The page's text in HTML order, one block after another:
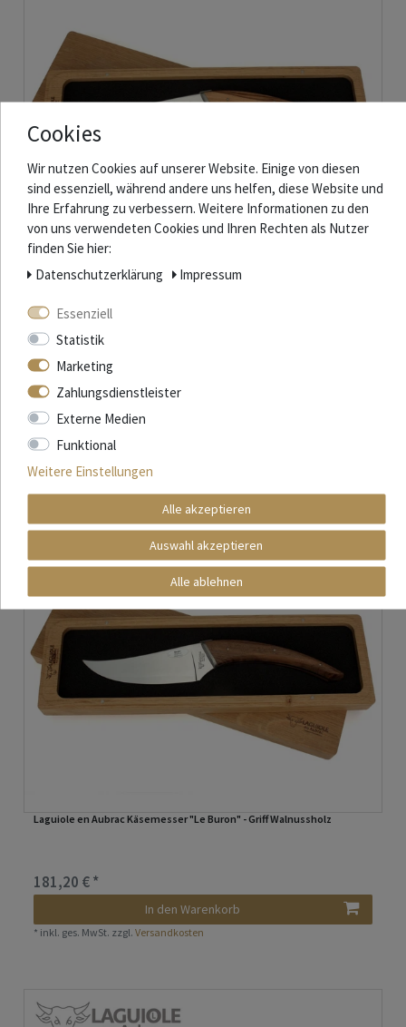
Laguiole en Aubrac Käsemesser "Le Buron" - Griff Olivenholz
181,20 € *
*inkl. ges. MwSt.zzgl.Versandkosten
Laguiole en Aubrac Käsemesser "Le Buron" - Griff Walnussholz
181,20 € *
In den Warenkorb
* inkl. ges. MwSt. zzgl.Versandkosten
Cookies
Wir nutzen Cookies auf unserer Website. Einige von diesen
sind essenziell, während andere uns helfen, diese Website und
Ihre Erfahrung zu verbessern. Weitere Informationen zu den
von uns verwendeten Cookies und Ihren Rechten als Nutzer
finden Sie hier:
Daten­schutz­erklärung
Impressum
Essenziell
Statistik
Marketing
Zahlungsdienstleister
Externe Medien
Funktional
Weitere Einstellungen
Alle akzeptieren
Auswahl akzeptieren
Alle ablehnen